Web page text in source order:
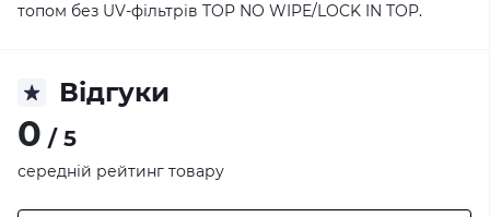
топом без UV-фільтрів TOP NO WIPE/LOCK IN TOP.
Відгуки
0 / 5
середній рейтинг товару